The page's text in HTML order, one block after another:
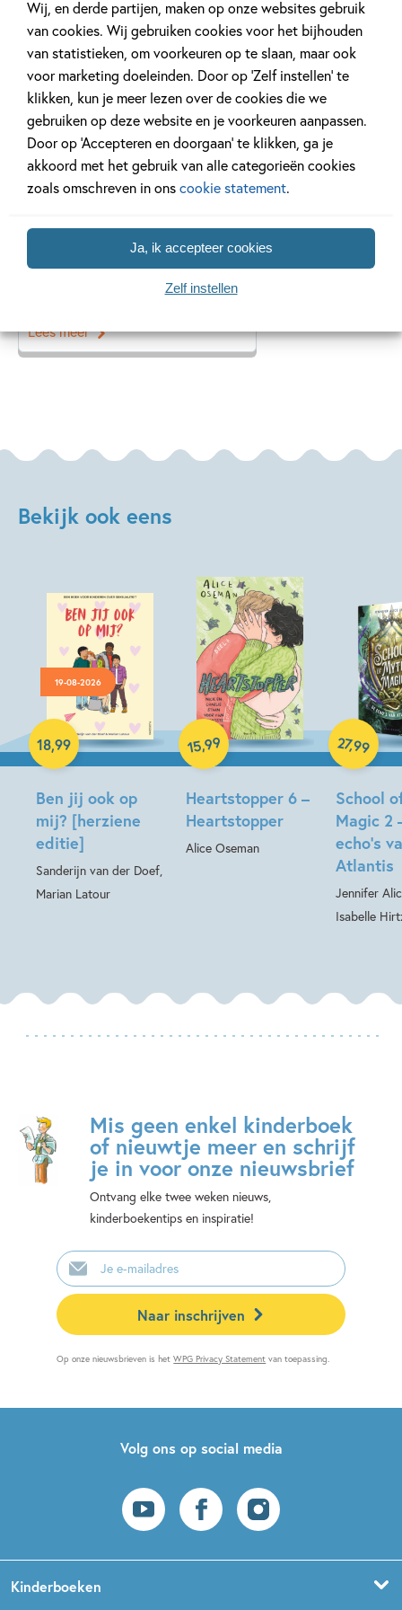
Wij, en derde partijen, maken op onze websites gebruik
van cookies. Wij gebruiken cookies voor het bijhouden
van statistieken, om voorkeuren op te slaan, maar ook
voor marketing doeleinden. Door op ‘Zelf instellen’ te
klikken, kun je meer lezen over de cookies die we
gebruiken op deze website en je voorkeuren aanpassen.
Door op ‘Accepteren en doorgaan’ te klikken, ga je
akkoord met het gebruik van alle categorieën cookies
zoals omschreven in onscookie statement.
Ja, ik accepteer cookies
Zelf instellen
Gerelateerde artikelen
Top 5 boeken over de liefde
Tiplijst
Lees meer
Bekijk ook eens
19-08-2026
Ben jij ook op
mij? [herziene
editie]
Sanderijn van der Doef,
Marian Latour
18,99
Hardcover
Heartstopper 6 –
Heartstopper
Alice Oseman
15,99
Paperback
School
Magic 2
echo’s
Atlantis
Jennifer
Isabelle
27,99
Hardcover
Mis geen enkel kinderboek
of nieuwtje meer en schrijf
je in voor onze nieuwsbrief
Ontvang elke twee weken nieuws,
kinderboekentips en inspiratie!
E-
mailadres
Naar inschrijven
Op onze nieuwsbrieven is hetWPG Privacy Statement van toepassing.
Volg ons op social media
Kinderboeken